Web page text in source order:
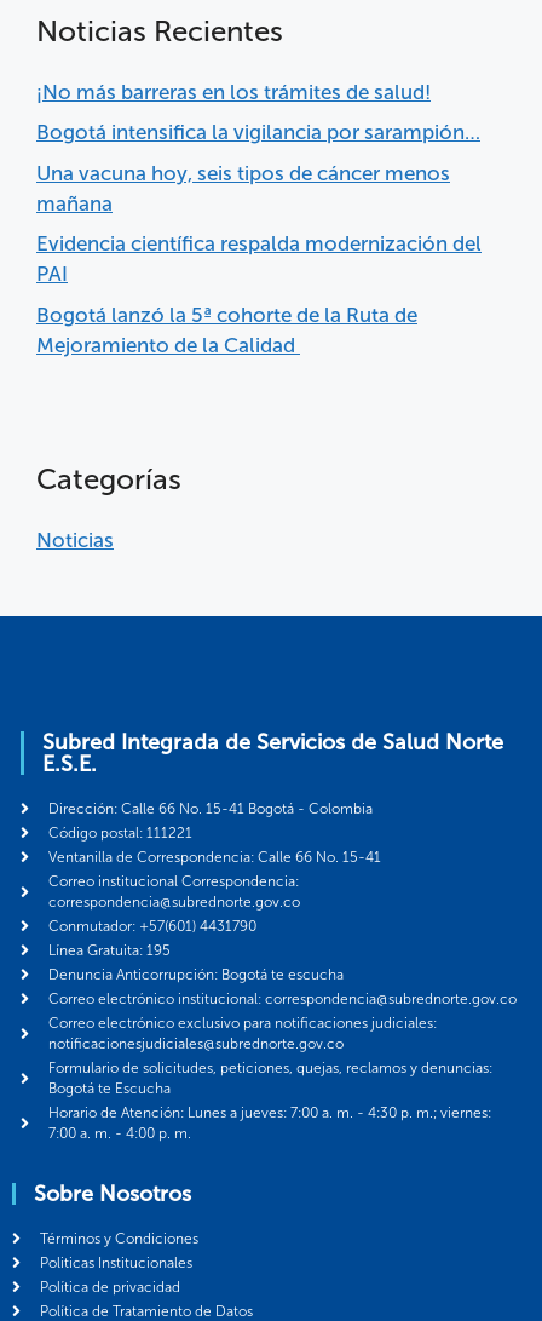
Noticias Recientes
¡No más barreras en los trámites de salud!
Bogotá intensifica la vigilancia por sarampión…
Una vacuna hoy, seis tipos de cáncer menos
mañana
Evidencia científica respalda modernización del
PAI
Bogotá lanzó la 5ª cohorte de la Ruta de
Mejoramiento de la Calidad
Categorías
Noticias
Subred Integrada de Servicios de Salud Norte
E.S.E.
Dirección: Calle 66 No. 15-41 Bogotá - Colombia
Código postal: 111221
Ventanilla de Correspondencia: Calle 66 No. 15-41
Correo institucional Correspondencia:
correspondencia@subrednorte.gov.co
Conmutador: +57(601) 4431790
Línea Gratuita: 195
Denuncia Anticorrupción: Bogotá te escucha
Correo electrónico institucional: correspondencia@subrednorte.gov.co
Correo electrónico exclusivo para notificaciones judiciales:
notificacionesjudiciales@subrednorte.gov.co
Formulario de solicitudes, peticiones, quejas, reclamos y denuncias:
Bogotá te Escucha
Horario de Atención: Lunes a jueves: 7:00 a. m. - 4:30 p. m.; viernes:
7:00 a. m. - 4:00 p. m.
Sobre Nosotros
Términos y Condiciones
Politicas Institucionales
Política de privacidad
Política de Tratamiento de Datos